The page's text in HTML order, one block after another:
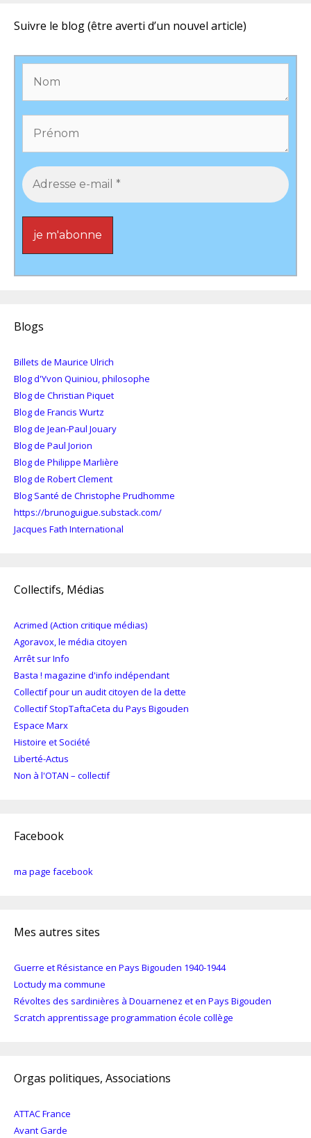
Suivre le blog (être averti d’un nouvel article)
Blogs
Billets de Maurice Ulrich
Blog d'Yvon Quiniou, philosophe
Blog de Christian Piquet
Blog de Francis Wurtz
Blog de Jean-Paul Jouary
Blog de Paul Jorion
Blog de Philippe Marlière
Blog de Robert Clement
Blog Santé de Christophe Prudhomme
https://brunoguigue.substack.com/
Jacques Fath International
Collectifs, Médias
Acrimed (Action critique médias)
Agoravox, le média citoyen
Arrêt sur Info
Basta ! magazine d'info indépendant
Collectif pour un audit citoyen de la dette
Collectif StopTaftaCeta du Pays Bigouden
Espace Marx
Histoire et Société
Liberté-Actus
Non à l'OTAN – collectif
Facebook
ma page facebook
Mes autres sites
Guerre et Résistance en Pays Bigouden 1940-1944
Loctudy ma commune
Révoltes des sardinières à Douarnenez et en Pays Bigouden
Scratch apprentissage programmation école collège
Orgas politiques, Associations
ATTAC France
Avant Garde